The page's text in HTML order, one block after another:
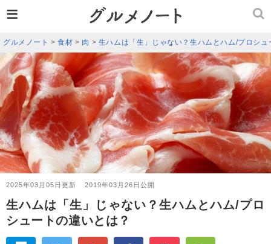
グルメノート >食材 > 肉 > 生ハムは「生」じゃない？生ハムとハム/プロシュ
2025年03月05日更新 2019年03月26日公開
生ハムは「生」じゃない？生ハムとハム/プロ
シュートの違いとは？
≡